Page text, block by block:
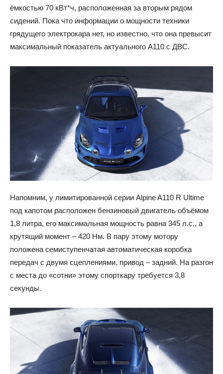
ёмкостью 70 кВт*ч, расположенная за вторым рядом
сидений. Пока что информации о мощности техники
грядущего электрокара нет, но известно, что она превысит
максимальный показатель актуального A110 с ДВС.
Напомним, у лимитированной серии Alpine A110 R Ultime
под капотом расположен бензиновый двигатель объёмом
1,8 литра, его максимальная мощность равна 345 л.с., а
крутящий момент – 420 Нм. В пару этому мотору
положена семиступенчатая автоматическая коробка
передач с двумя сцеплениями, привод – задний. На разгон
с места до «сотни» этому спорткару требуется 3,8
секунды.